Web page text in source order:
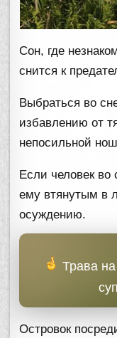
Сон, где
снится к
Выбраться во
избавлению от
непосильной
Если человек во
ему втянутым в
осуждению.
Трава
Островок